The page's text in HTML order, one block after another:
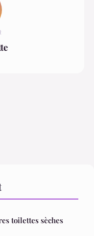
toilettes sèches